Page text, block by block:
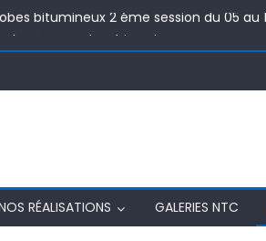
bitumineux 2 éme session du 05 au
« Les enrobes bitumineux »
de parrainer et d’animer les JPO
des professionnels du béton armé
bitumineux 2 éme session du 05 au
RÉALISATIONS GALERIES NTC